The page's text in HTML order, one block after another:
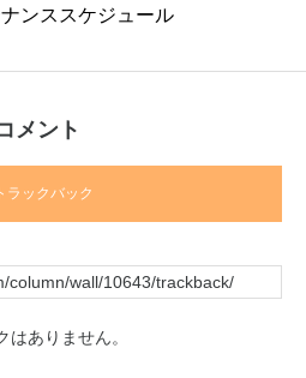
ンススケジュール
メント
ラックバック
ありません。